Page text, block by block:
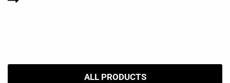
ALL PRODUCTS